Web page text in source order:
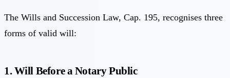
The Wills and Succession Law, Cap. 195, recognises three
forms of valid will:
1. Will Before a Notary Public